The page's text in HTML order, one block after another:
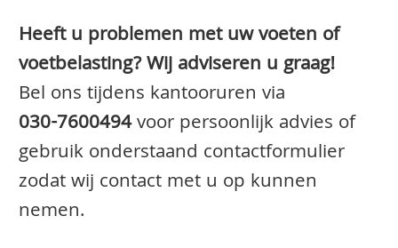
Heeft u problemen met uw voeten of
voetbelasting? Wij adviseren u graag!
Bel ons tijdens kantooruren via
030-7600494voor persoonlijk advies of
gebruik onderstaand contactformulier
zodat wij contact met u op kunnen
nemen.